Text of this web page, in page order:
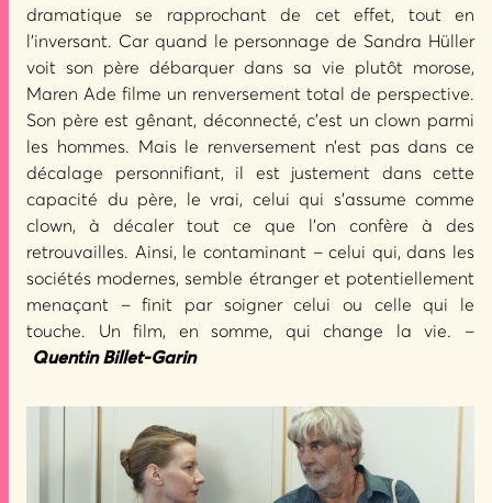
dramatique se rapprochant de cet effet, tout en
l’inversant. Car quand le personnage de Sandra Hüller
voit son père débarquer dans sa vie plutôt morose,
Maren Ade filme un renversement total de perspective.
Son père est gênant, déconnecté, c’est un clown parmi
les hommes. Mais le renversement n’est pas dans ce
décalage personnifiant, il est justement dans cette
capacité du père, le vrai, celui qui s’assume comme
clown, à décaler tout ce que l’on confère à des
retrouvailles. Ainsi, le contaminant – celui qui, dans les
sociétés modernes, semble étranger et potentiellement
menaçant – finit par soigner celui ou celle qui le
touche. Un film, en somme, qui change la vie. –
Quentin Billet-Garin